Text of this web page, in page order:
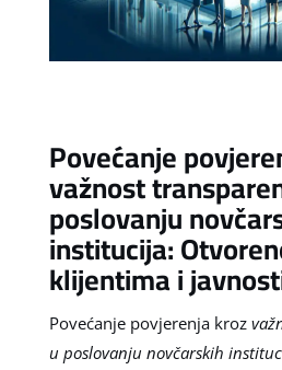
Povećanje
važnost
poslovanju
institucija:
klijentima i
Povećanje povjerenja kroz
u poslovanju novčarskih